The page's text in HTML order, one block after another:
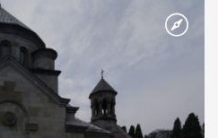
став Василем-християнином.
На честь Херсонесу Таврійського